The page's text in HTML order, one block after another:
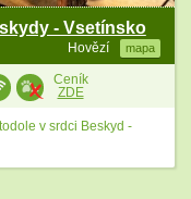
- Vsetínsko
Hovězí mapa
Ceník
ZDE
v srdci Beskyd -